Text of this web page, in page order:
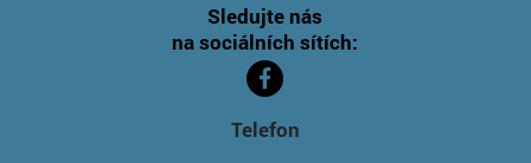
Sledujte nás
na sociálních sítích:
Telefon